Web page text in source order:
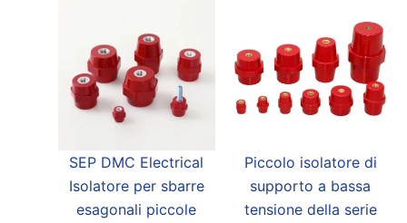
SEP DMC Electrical
Isolatore per sbarre
esagonali piccole
Piccolo isolatore di
supporto a bassa
tensione della serie